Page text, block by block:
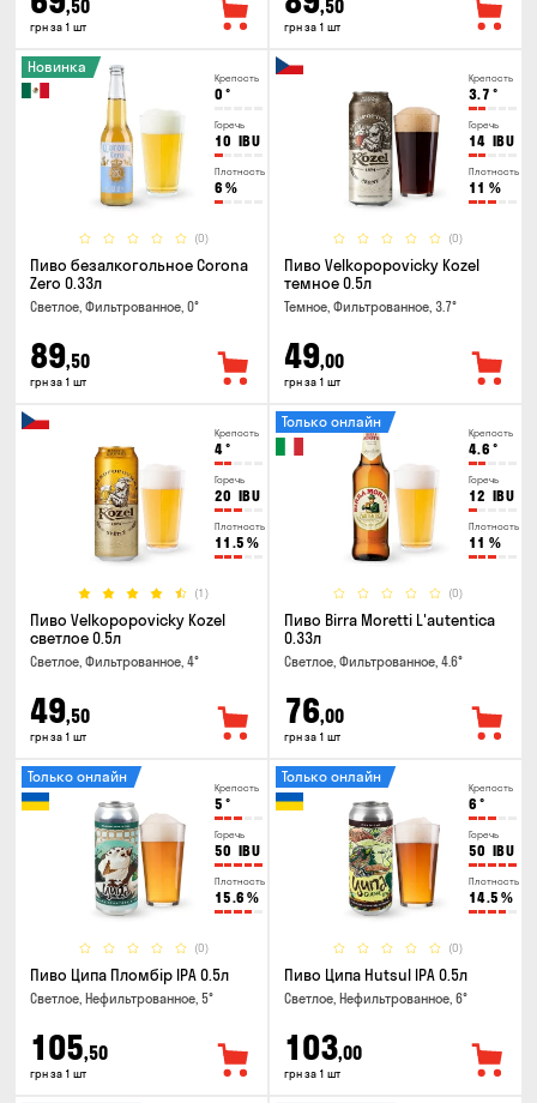
,50
грн за 1 шт
,50
грн за 1 шт
Крепость
0 °
Горечь
10 IBU
Плотность
6 %
(0)
Новинка
Пиво безалкогольное Corona
Zero 0.33л
Светлое, Фильтрованное, 0°
89,50
грн за 1 шт
Крепость
3.7 °
Горечь
14 IBU
Плотность
11 %
(0)
Пиво Velkopopovicky Kozel
темное 0.5л
Темное, Фильтрованное, 3.7°
49,00
грн за 1 шт
Крепость
4°
Горечь
20 IBU
Плотность
11.5 %
(1)
Пиво Velkopopovicky Kozel
светлое 0.5л
Светлое, Фильтрованное, 4°
49,50
грн за 1 шт
Крепость
4.6 °
Горечь
12 IBU
Плотность
11 %
(0)
Только онлайн
Пиво Birra Moretti L'autentica
0.33л
Светлое, Фильтрованное, 4.6°
76,00
грн за 1 шт
Крепость
5 °
Горечь
50 IBU
Плотность
15.6 %
(0)
Только онлайн
Пиво Ципа Пломбір IPA 0.5л
Светлое, Нефильтрованное, 5°
105,50
грн за 1 шт
Крепость
6 °
Горечь
50 IBU
Плотность
14.5 %
(0)
Только онлайн
Пиво Ципа Hutsul IPA 0.5л
Светлое, Нефильтрованное, 6°
103,00
грн за 1 шт